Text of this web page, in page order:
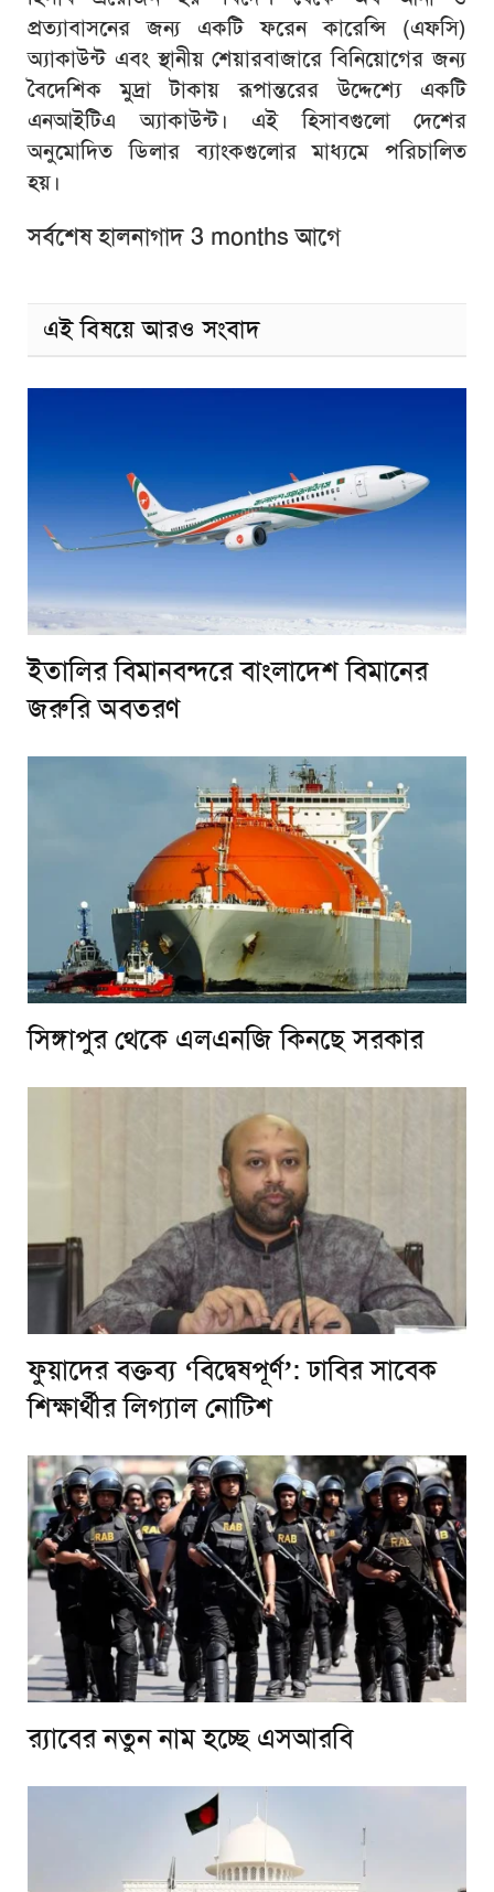
প্রত্যাবাসনের জন্য একটি ফরেন কারেন্সি (এফসি)
অ্যাকাউন্ট এবং স্থানীয় শেয়ারবাজারে বিনিয়োগের জন্য
বৈদেশিক মুদ্রা টাকায় রূপান্তরের উদ্দেশ্যে একটি
এনআইটিএ অ্যাকাউন্ট। এই হিসাবগুলো দেশের
অনুমোদিত ডিলার ব্যাংকগুলোর মাধ্যমে পরিচালিত
হয়।
সর্বশেষ হালনাগাদ 3 months আগে
এই বিষয়ে আরও সংবাদ
ইতালির বিমানবন্দরে বাংলাদেশ বিমানের
জরুরি অবতরণ
সিঙ্গাপুর থেকে এলএনজি কিনছে সরকার
ফুয়াদের বক্তব্য ‘বিদ্বেষপূর্ণ’: ঢাবির সাবেক
শিক্ষার্থীর লিগ্যাল নোটিশ
র‌্যাবের নতুন নাম হচ্ছে এসআরবি